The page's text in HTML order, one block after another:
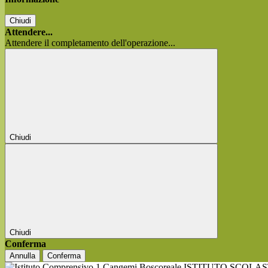
Chiudi
Attendere...
Attendere il completamento dell'operazione...
Chiudi
Chiudi
Conferma
Annulla Conferma